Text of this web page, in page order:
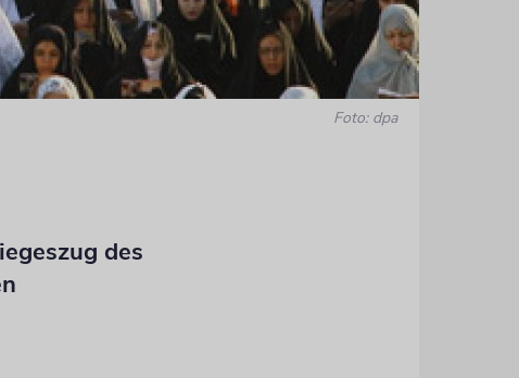
Foto: dpa
des